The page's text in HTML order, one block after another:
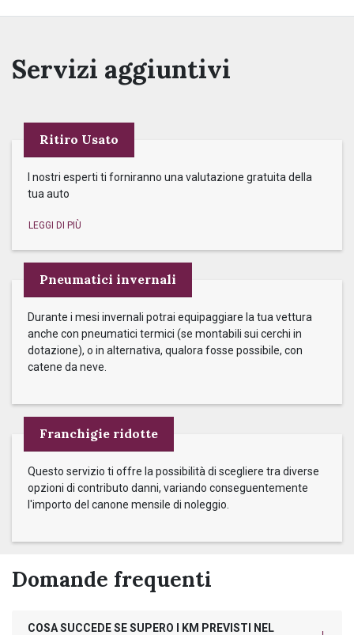
Servizi aggiuntivi
Ritiro Usato
I nostri esperti ti forniranno una valutazione gratuita della
tua auto
Pneumatici invernali
Durante i mesi invernali potrai equipaggiare la tua vettura
anche con pneumatici termici (se montabili sui cerchi in
dotazione), o in alternativa, qualora fosse possibile, con
catene da neve.
Franchigie ridotte
Questo servizio ti offre la possibilità di scegliere tra diverse
opzioni di contributo danni, variando conseguentemente
l'importo del canone mensile di noleggio.
Domande frequenti
COSA SUCCEDE SE SUPERO I KM PREVISTI NEL